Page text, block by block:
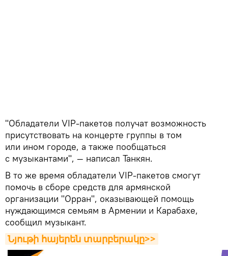
"Обладатели VIP-пакетов получат возможность
присутствовать на концерте группы в том
или ином городе, а также пообщаться
с музыкантами", — написал Танкян.
В то же время обладатели VIP-пакетов смогут
помочь в сборе средств для армянской
организации "Орран", оказывающей помощь
нуждающимся семьям в Армении и Карабахе,
сообщил музыкант.
Նյութի հայերեն տարբերակը>>